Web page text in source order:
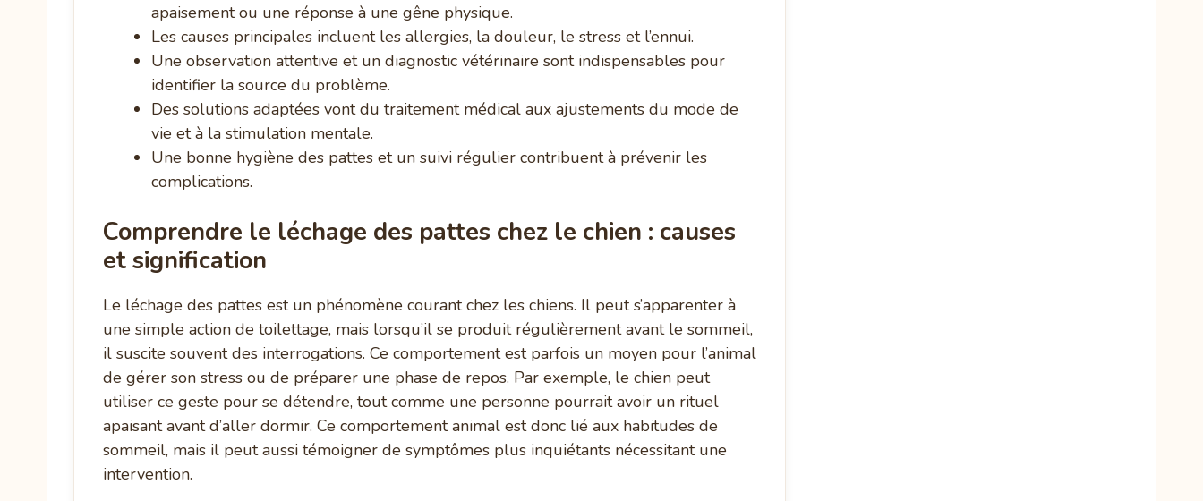
apaisement ou une réponse à une gêne physique.
Les causes principales incluent les allergies, la douleur, le stress et l’ennui.
Une observation attentive et un diagnostic vétérinaire sont indispensables pour
identifier la source du problème.
Des solutions adaptées vont du traitement médical aux ajustements du mode de
vie et à la stimulation mentale.
Une bonne hygiène des pattes et un suivi régulier contribuent à prévenir les
complications.
Comprendre le léchage des pattes chez le chien : causes
et signification
Le léchage des pattes est un phénomène courant chez les chiens. Il peut s’apparenter à
une simple action de toilettage, mais lorsqu’il se produit régulièrement avant le sommeil,
il suscite souvent des interrogations. Ce comportement est parfois un moyen pour l’animal
de gérer son stress ou de préparer une phase de repos. Par exemple, le chien peut
utiliser ce geste pour se détendre, tout comme une personne pourrait avoir un rituel
apaisant avant d’aller dormir. Ce comportement animal est donc lié aux habitudes de
sommeil, mais il peut aussi témoigner de symptômes plus inquiétants nécessitant une
intervention.